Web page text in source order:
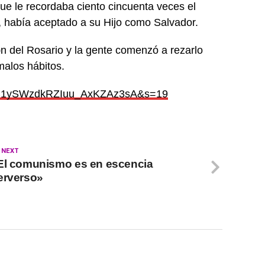
le recordaba ciento cincuenta veces el
aceptado a su Hijo como Salvador.
del Rosario y la gente comenzó a rezarlo
hábitos.
NEXT
comunismo es en escencia